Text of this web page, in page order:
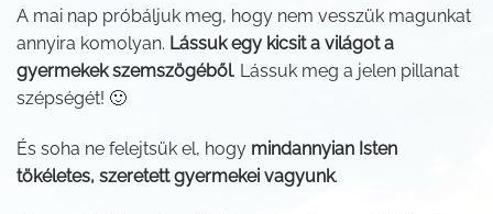
A mai nap próbáljuk meg, hogy nem vesszük magunkat
annyira komolyan. Lássuk egy kicsit a világot a
gyermekek szemszögéből. Lássuk meg a jelen pillanat
szépségét! 🙂
És soha ne felejtsük el, hogy mindannyian Isten
tökéletes, szeretett gyermekei vagyunk.